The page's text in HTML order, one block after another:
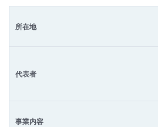
所在地
代表者
事業内容